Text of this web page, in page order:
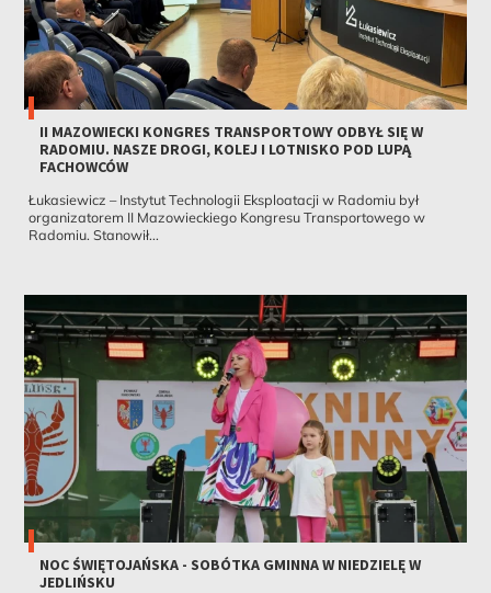
II MAZOWIECKI KONGRES TRANSPORTOWY ODBYŁ SIĘ W
RADOMIU. NASZE DROGI, KOLEJ I LOTNISKO POD LUPĄ
FACHOWCÓW
Łukasiewicz – Instytut Technologii Eksploatacji w Radomiu był
organizatorem II Mazowieckiego Kongresu Transportowego w
Radomiu. Stanowił...
NOC ŚWIĘTOJAŃSKA - SOBÓTKA GMINNA W NIEDZIELĘ W
JEDLIŃSKU